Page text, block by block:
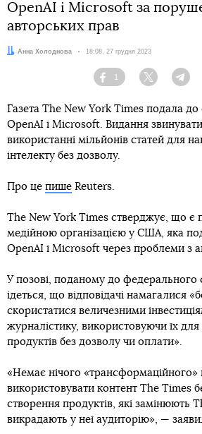
OpenAI і Microsoft за
авторських прав
Автор:
Анна Холоднова Дата:
18:08, 27 грудня 2023
Facebook
1
Twitter
Газета The New York Times подала до
OpenAI і Microsoft. Видання
використанні мільйонів статей для
інтелекту без дозволу.
Про це пише Reuters.
The New York Times стверджує, що
медійною організацією у США, яка
OpenAI і Microsoft через проблеми з
У позові, поданому до федерального
ідеться, що відповідачі намагалися
скористатися величезними
журналістику, використовуючи їх
продуктів без дозволу чи оплати».
«Немає нічого
використовувати контент The Times
створення продуктів, які замінюють
викрадають у неї аудиторію», —